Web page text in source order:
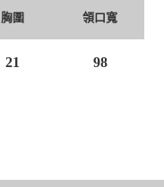
胸圍 領口寬
21 98